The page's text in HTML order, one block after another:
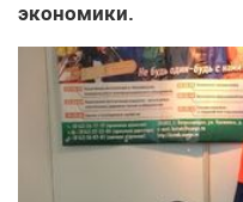
экономики.